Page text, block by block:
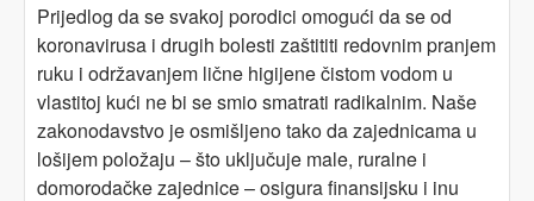
Prijedlog da se svakoj porodici omogući da se od
koronavirusa i drugih bolesti zaštititi redovnim pranjem
ruku i održavanjem lične higijene čistom vodom u
vlastitoj kući ne bi se smio smatrati radikalnim. Naše
zakonodavstvo je osmišljeno tako da zajednicama u
lošijem položaju – što uključuje male, ruralne i
domorodačke zajednice – osigura finansijsku i inu